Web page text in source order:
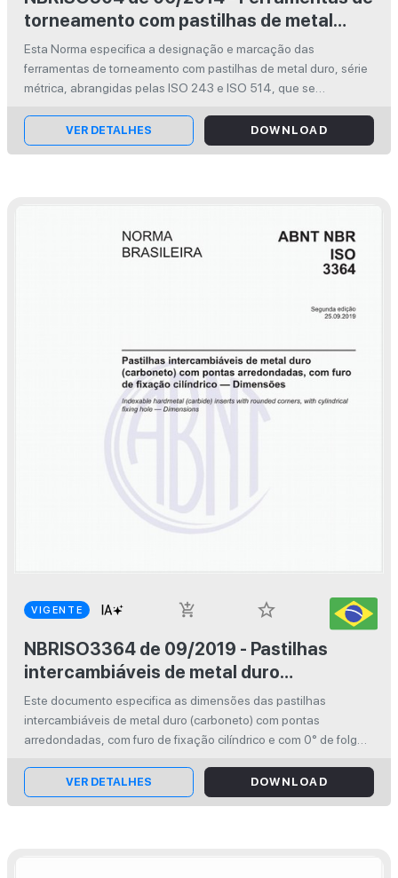
torneamento com pastilhas de metal
duro — Designação e marcação
Esta Norma especifica a designação e marcação das
ferramentas de torneamento com pastilhas de metal duro, série
métrica, abrangidas pelas ISO 243 e ISO 514, que se
respectivamente.
VER DETALHES DOWNLOAD
VIGENTE add_shopping_cart
star_border
NBRISO3364 de 09/2019 - Pastilhas
intercambiáveis de metal duro
(carboneto) com pontas arredondadas,
com furo de fixação cilíndrico -
Dimensões
Este documento especifica as dimensões das pastilhas
intercambiáveis de metal duro (carboneto) com pontas
arredondadas, com furo de fixação cilíndrico e com 0° de folga.
pelo topo e furo de fixaç...
VER DETALHES DOWNLOAD